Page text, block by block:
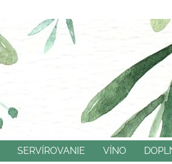
SERVÍROVANIE VÍNO